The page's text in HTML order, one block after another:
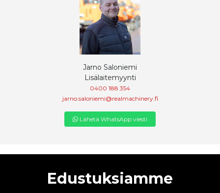
Jarno Saloniemi
Lisälaitemyynti
0400 188 354
jarno.saloniemi@realmachinery.fi
Lähetä WhatsApp viesti
Edustuksiamme